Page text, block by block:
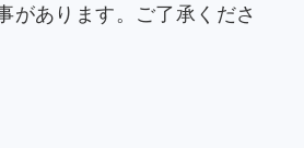
があります。ご了承くださ